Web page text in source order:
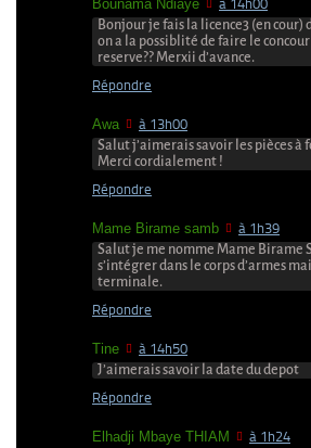
Bounama Ndiaye à 14h00
Bonjour je fais la licence3 (en cour)
on a la possiblité de faire le concour
reserve?? Merxii d’avance.
Répondre
Awa à 13h00
Salut j’aimerais savoir les pièces à
Merci cordialement !
Répondre
Mame Birame samb à 1h39
Salut je me nomme Mame Birame
s’intégrer dans le corps d’armes
terminale.
Répondre
Tine à 14h50
J’aimerais savoir la date du depot
Répondre
Elhadji Mbaye THIAM à 1h24